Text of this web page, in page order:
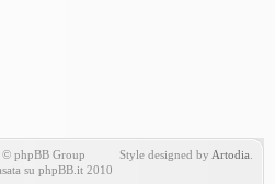
phpBB Group
su phpBB.it 2010
Style designed by Artodia